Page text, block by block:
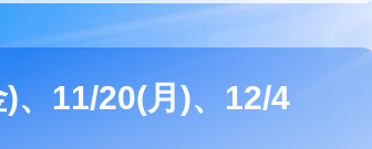
11/20(月)、12/4